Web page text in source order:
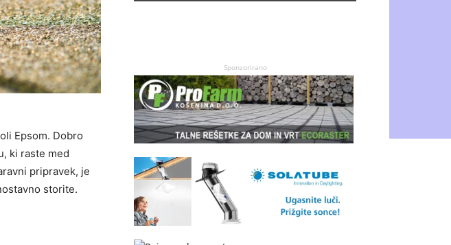
Epsom. Dobro
ki raste med
pripravek, je
storite.
Sponzorirano